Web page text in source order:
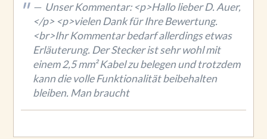
Unser Kommentar: <p>Hallo lieber D. Auer,
</p> <p>vielen Dank für Ihre Bewertung.
<br>Ihr Kommentar bedarf allerdings etwas
Erläuterung. Der Stecker ist sehr wohl mit
einem 2,5 mm² Kabel zu belegen und trotzdem
kann die volle Funktionalität beibehalten
bleiben. Man braucht